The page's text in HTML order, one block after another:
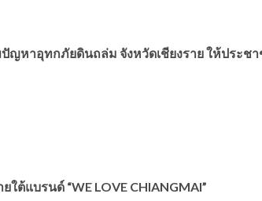
ญหาอุทกภัยดินถล่ม จังหวัดเชียงราย ให้ประช
ใต้แบรนด์ “WE LOVE CHIANGMAI”